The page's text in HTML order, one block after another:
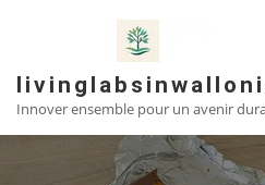
Innover ensemble pour un avenir